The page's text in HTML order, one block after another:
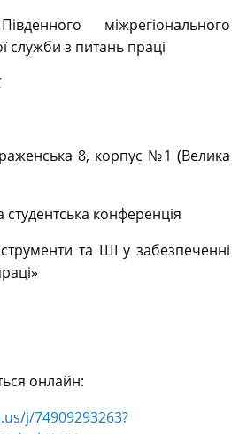
міжрегіонального
служби з питань праці
8, корпус №1 (Велика
конференція
та ШІ у забезпеченні
онлайн:
j/74909293263?